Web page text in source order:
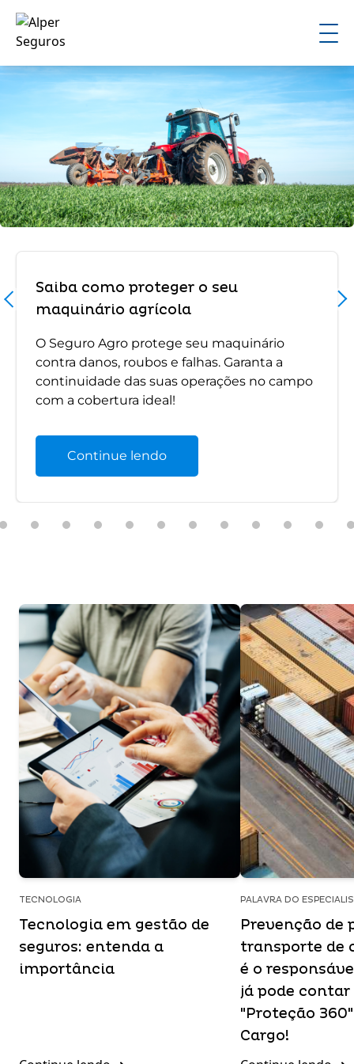
Saiba como proteger o seu
maquinário agrícola
O Seguro Agro protege seu maquinário
contra danos, roubos e falhas. Garanta a
continuidade das suas operações no campo
com a cobertura ideal!
Continue lendo
TECNOLOGIA
Tecnologia em gestão de
seguros: entenda a
importância
PALAVRA DO
Prevenção de
transporte de
é o
já pode contar
"Proteção
Cargo!